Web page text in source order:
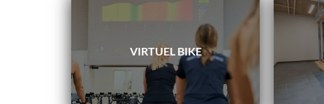
VIRTUEL BIKE